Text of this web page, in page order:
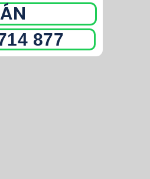
877